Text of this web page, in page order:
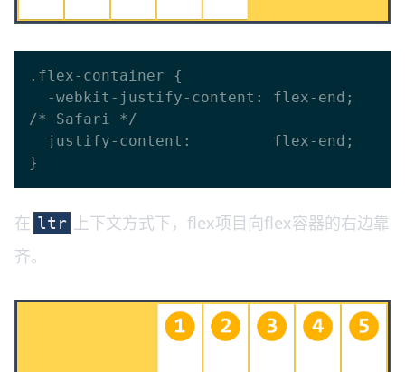
.flex-container {
/* Safari */
在 ltr
上下文方式下，flex项目向flex容器的右边靠
齐。